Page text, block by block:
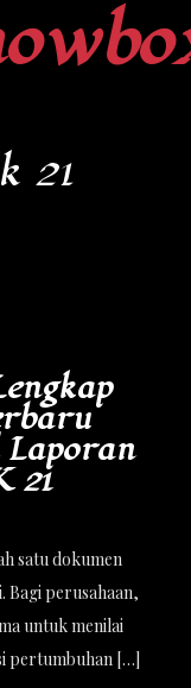
21
21
satu dokumen
Bagi perusahaan,
untuk menilai
pertumbuhan […]